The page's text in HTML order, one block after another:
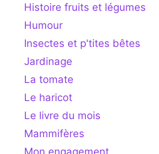
Histoire fruits et légumes
Humour
Insectes et p'tites bêtes
Jardinage
La tomate
Le haricot
Le livre du mois
Mammifères
Mon engagement